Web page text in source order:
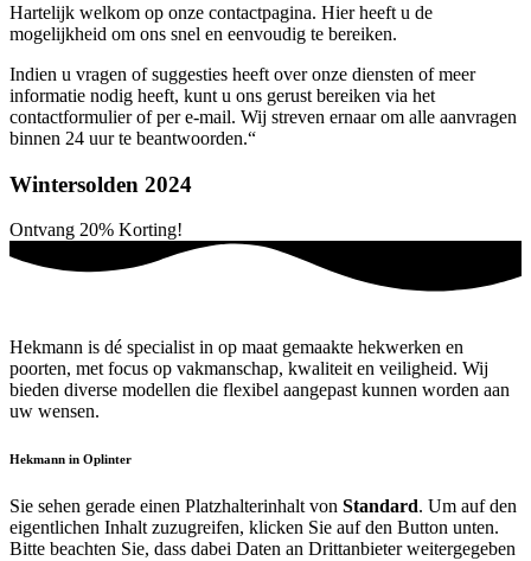
Hartelijk welkom op onze contactpagina. Hier heeft u de
mogelijkheid om ons snel en eenvoudig te bereiken.
Indien u vragen of suggesties heeft over onze diensten of meer
informatie nodig heeft, kunt u ons gerust bereiken via het
contactformulier of per e-mail. Wij streven ernaar om alle aanvragen
binnen 24 uur te beantwoorden.“
Wintersolden 2024
Ontvang 20% Korting!
Hekmann is dé specialist in op maat gemaakte hekwerken en
poorten, met focus op vakmanschap, kwaliteit en veiligheid. Wij
bieden diverse modellen die flexibel aangepast kunnen worden aan
uw wensen.
Hekmann in Oplinter
Sie sehen gerade einen Platzhalterinhalt von Standard. Um auf den
eigentlichen Inhalt zuzugreifen, klicken Sie auf den Button unten.
Bitte beachten Sie, dass dabei Daten an Drittanbieter weitergegeben